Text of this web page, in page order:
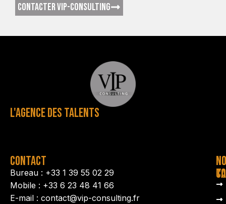
CONTACTER VIP-CONSULTING
L'AGENCE DES TALENTS
CONTACT
Bureau : +33 1 39 55 02 29
Mobile : +33 6 23 48 41 66
E-mail : contact@vip-consulting.fr